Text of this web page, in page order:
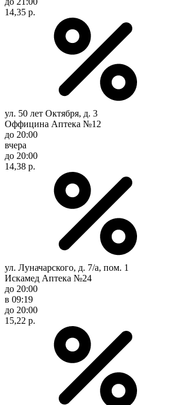
14,35 р.
ул. 50 лет Октября, д. 3
Оффицина Аптека №12
до 20:00
вчера
до 20:00
14,38 р.
ул. Луначарского, д. 7/а, пом. 1
Искамед Аптека №24
до 20:00
в 09:19
до 20:00
15,22 р.